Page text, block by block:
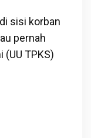
sisi korban
pernah
TPKS)